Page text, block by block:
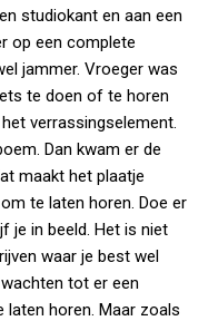
studiokant en aan een
op een complete
jammer. Vroeger was
te doen of te horen
verrassingselement.
Dan kwam er de
maakt het plaatje
te laten horen. Doe er
je in beeld. Het is niet
waar je best wel
tot er een
horen. Maar zoals